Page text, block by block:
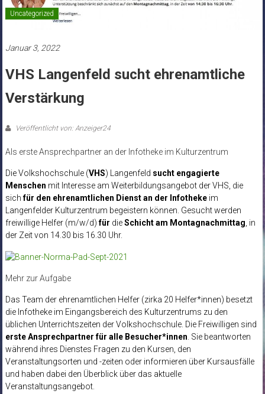
Uncategorized
Januar 3, 2022
VHS Langenfeld sucht ehrenamtliche
Verstärkung
Veröffentlicht von: Anzeiger24
Als erste Ansprechpartner an der Infotheke im Kulturzentrum
Die Volkshochschule (VHS) Langenfeld sucht engagierte
Menschen mit Interesse am Weiterbildungsangebot der VHS, die
sichfür den ehrenamtlichen Dienst an der Infothekeim
Langenfelder Kulturzentrum begeistern können. Gesucht werden
freiwillige Helfer (m/w/d)für dieSchicht am Montagnachmittag , in
der Zeit von 14.30 bis 16.30 Uhr.
Mehr zur Aufgabe
Das Team der ehrenamtlichen Helfer (zirka 20 Helfer*innen) besetzt
die Infotheke im Eingangsbereich des Kulturzentrums zu den
üblichen Unterrichtszeiten der Volkshochschule. Die Freiwilligen sind
erste Ansprechpartner für alle Besucher*innen . Sie beantworten
während ihres Dienstes Fragen zu den Kursen, den
Veranstaltungsorten und -zeiten oder informieren über Kursausfälle
und haben dabei den Überblick über das aktuelle
Veranstaltungsangebot.